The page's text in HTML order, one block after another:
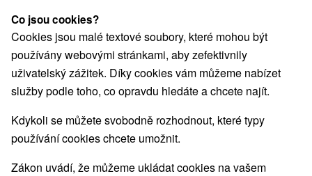
Navigovat do místa
8,5 vynikající·186 recenzí
Co jsou cookies?
Cookies jsou malé textové soubory, které mohou být
používány webovými stránkami, aby zefektivnily
uživatelský zážitek. Díky cookies vám můžeme nabízet
služby podle toho, co opravdu hledáte a chcete najít.
Kdykoli se můžete svobodně rozhodnout, které typy
používání cookies chcete umožnit.
Zákon uvádí, že můžeme ukládat cookies na vašem